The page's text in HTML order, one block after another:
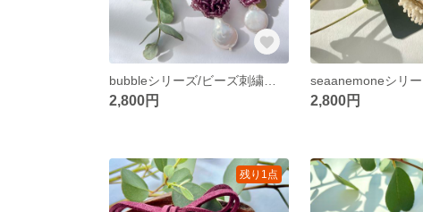
2,800円 2,800円
残り1点